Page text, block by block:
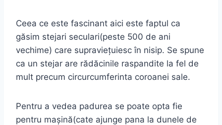
Ceea ce este fascinant aici este faptul ca
găsim stejari seculari(peste 500 de ani
vechime) care supraviețuiesc în nisip. Se spune
ca un stejar are rădăcinile raspandite la fel de
mult precum circurcumferinta coroanei sale.
Pentru a vedea padurea se poate opta fie
pentru mașină(cate ajunge pana la dunele de